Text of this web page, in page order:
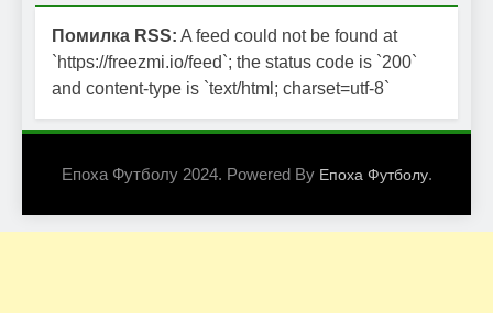
Помилка RSS: A feed could not be found at
`https://freezmi.io/feed`; the status code is `200`
and content-type is `text/html; charset=utf-8`
Епоха Футболу 2024. Powered By Епоха Футболу.